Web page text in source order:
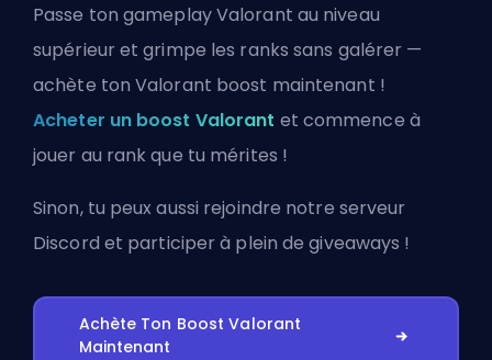
Passe ton gameplay Valorant au niveau
supérieur et grimpe les ranks sans galérer —
achète ton Valorant boost maintenant !
Acheter un boost Valorant et commence à
jouer au rank que tu mérites !
Sinon, tu peux aussi rejoindre notre serveur
Discord et participer à plein de giveaways !
Achète Ton Boost Valorant
Maintenant